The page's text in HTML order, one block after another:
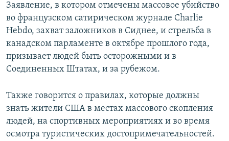
Заявление, в котором отмечены массовое убийство
во французском сатирическом журнале Charlie
Hebdo, захват заложников в Сиднее, и стрельба в
канадском парламенте в октябре прошлого года,
призывает людей быть осторожными и в
Соединенных Штатах, и за рубежом.
Также говорится о правилах, которые должны
знать жители США в местах массового скопления
людей, на спортивных мероприятиях и во время
осмотра туристических достопримечательностей.